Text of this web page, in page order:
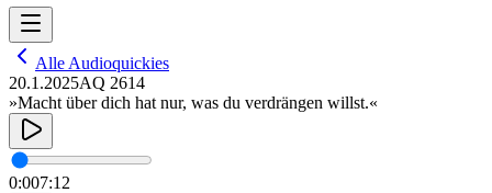
Alle Audioquickies
20.1.2025AQ 2614
»Macht über dich hat nur, was du verdrängen willst.«
0:007:12